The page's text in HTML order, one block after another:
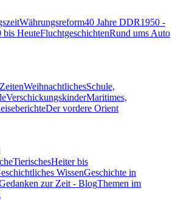
Währungsreform40 Jahre DDR1950 -
bis HeuteFluchtgeschichtenRund ums Auto
WeihnachtlichesSchule,
VerschickungskinderMaritimes,
Der vordere Orient
TierischesHeiter bis
WissenGeschichte in
zur Zeit - BlogThemen im